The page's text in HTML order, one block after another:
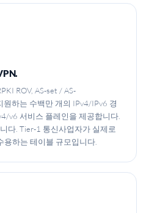
ROV, AS-set / AS-
원하는 수백만 개의 IPv4/IPv6 경
v6 서비스 플레인을 제공합니다.
다. Tier-1 통신사업자가 실제로
용하는 테이블 규모입니다.